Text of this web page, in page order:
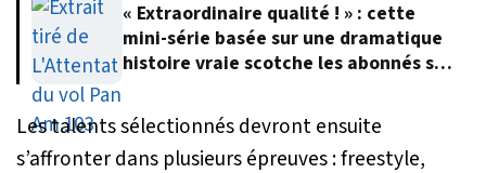
« Extraordinaire qualité ! » : cette
mini-série basée sur une dramatique
histoire vraie scotche les abonnés sur
Les talents sélectionnés devront ensuite
s’affronter dans plusieurs épreuves : freestyle,